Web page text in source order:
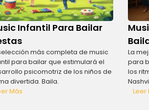
Infantil Para Bailar
más completa de music
para bailar que estimulará el
psicomotriz de los niños de
divertida. Baila.
Más
La
para
los
Leer